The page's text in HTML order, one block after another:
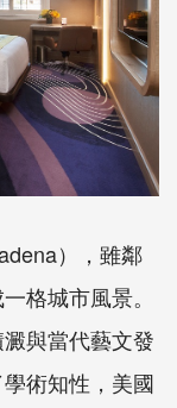
），雖鄰
格城市風景。
與當代藝文發
術知性，美國